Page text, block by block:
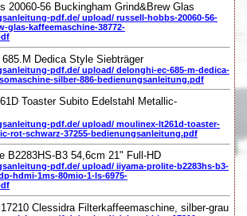
20060-56 Buckingham Grind&Brew Glas
pdf.de/ upload/ russell-hobbs-20060-56-
glas-kaffeemaschine-38772-
Dedica Style Siebträger
pdf.de/ upload/ delonghi-ec-685-m-dedica-
silber-886-bedienungsanleitung.pdf
Toaster Subito Edelstahl Metallic-
pdf.de/ upload/ moulinex-lt261d-toaster-
rot-schwarz-37255-bedienungsanleitung.pdf
B2283HS-B3 54,6cm 21" Full-HD
pdf.de/ upload/ iiyama-prolite-b2283hs-b3-
hdmi-1ms-80mio-1-ls-6975-
Clessidra Filterkaffeemaschine, silber-grau